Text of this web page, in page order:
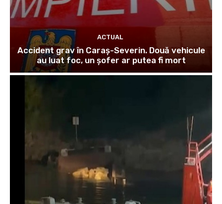
ACTUAL
Accident grav în Caraș-Severin. Două vehicule
au luat foc, un șofer ar putea fi mort